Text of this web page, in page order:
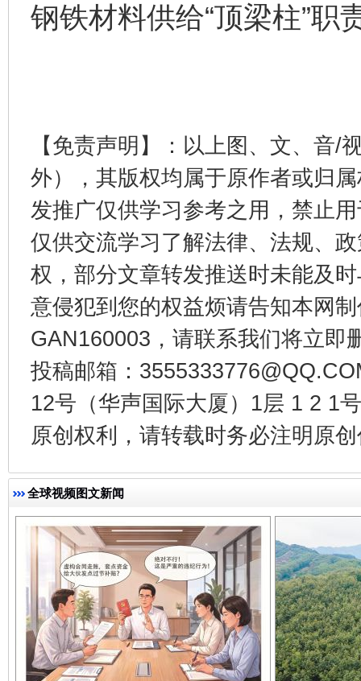
钢铁材料供给“顶梁柱”职
【免责声明】：以上图、文、音/
外），其版权均属于原作者或归
发推广仅供学习参考之用，禁止
仅供交流学习了解法律、法规、
权，部分文章转发推送时未能及
意侵犯到您的权益烦请告知本网
GAN160003，请联系我们将立即
投稿邮箱：
12号（华声国际大厦）1层 1 2 1
原创权利，请转载时务必注明原
全球视频图文新闻
东山县通报“牛蛙产品抗生素超标问题” 法
千年窑火 生生不息 一
揭开“小金库”的免责幌子